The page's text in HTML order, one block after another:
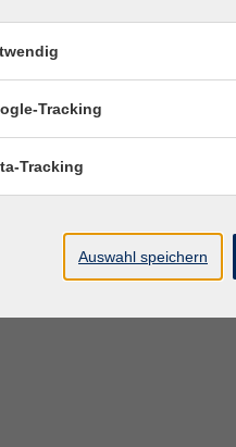
Tracking
Tracking
Auswahl speichern